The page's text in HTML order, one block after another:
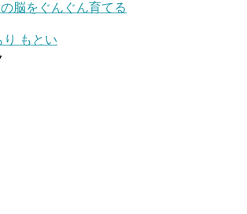
脳をぐんぐん育てる
り もとい